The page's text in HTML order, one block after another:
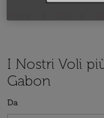
I Nostri Voli
Gabon
Da